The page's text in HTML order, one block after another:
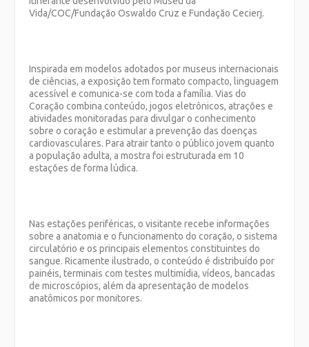
Vida/COC/Fundação Oswaldo Cruz e Fundação Cecierj.
Inspirada em modelos adotados por museus internacionais
de ciências, a exposição tem formato compacto, linguagem
acessível e comunica-se com toda a família. Vias do
Coração combina conteúdo, jogos eletrônicos, atrações e
atividades monitoradas para divulgar o conhecimento
sobre o coração e estimular a prevenção das doenças
cardiovasculares. Para atrair tanto o público jovem quanto
a população adulta, a mostra foi estruturada em 10
estações de forma lúdica.
Nas estações periféricas, o visitante recebe informações
sobre a anatomia e o funcionamento do coração, o sistema
circulatório e os principais elementos constituintes do
sangue. Ricamente ilustrado, o conteúdo é distribuído por
painéis, terminais com testes multimídia, vídeos, bancadas
de microscópios, além da apresentação de modelos
anatômicos por monitores.